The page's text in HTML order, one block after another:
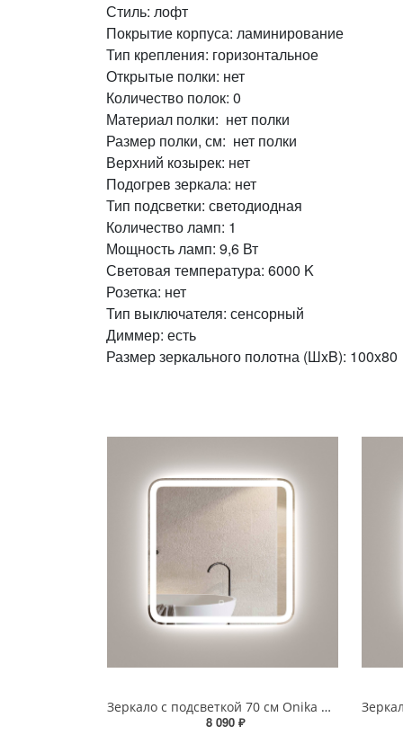
Стиль: лофт
Покрытие корпуса: ламинирование
Тип крепления: горизонтальное
Открытые полки: нет
Количество полок: 0
Материал полки: нет полки
Размер полки, см: нет полки
Верхний козырек: нет
Подогрев зеркала: нет
Тип подсветки: светодиодная
Количество ламп: 1
Мощность ламп: 9,6 Вт
Световая температура: 6000 K
Розетка: нет
Тип выключателя: сенсорный
Диммер: есть
Размер зеркального полотна (ШxB): 100x80
Зеркало с подсветкой 70 см Onika Магна 207046 белое
8 090 ₽